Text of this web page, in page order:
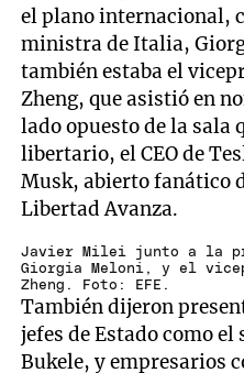
el plano internacional,
ministra de Italia,
también estaba el
Zheng, que asistió en
lado opuesto de la sala
libertario, el CEO de
Musk, abierto fanático
Libertad Avanza.
Javier Milei junto a la
Giorgia Meloni, y el
Zheng. Foto: EFE.
También dijeron
jefes de Estado como
Bukele, y empresarios